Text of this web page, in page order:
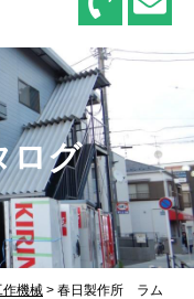
ログ
作機械 > 春日製作所 ラム